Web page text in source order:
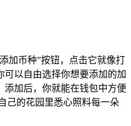
加币种”按钮，点击它就像打
以自由选择你想要添加的加
添加后，你就能在钱包中方便
己的花园里悉心照料每一朵